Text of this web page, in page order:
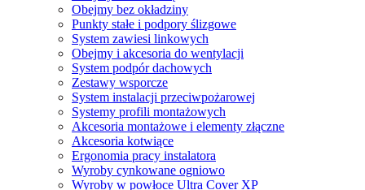
Obejmy bez okładziny
Punkty stałe i podpory ślizgowe
System zawiesi linkowych
Obejmy i akcesoria do wentylacji
System podpór dachowych
Zestawy wsporcze
System instalacji przeciwpożarowej
Systemy profili montażowych
Akcesoria montażowe i elementy złączne
Akcesoria kotwiące
Ergonomia pracy instalatora
Wyroby cynkowane ogniowo
Wyroby w powłoce Ultra Cover XP